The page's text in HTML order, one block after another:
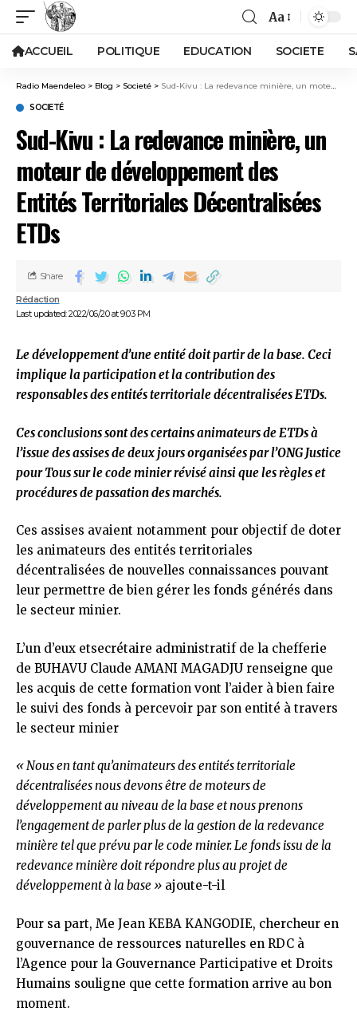
Aa
ACCUEIL POLITIQUE EDUCATION SOCIETE
Radio Maendeleo > Blog > Societé > Sud-Kivu : La redevance minière, un moteur de développement des Entités Territoriales Décentralisées ETDs
SOCIETÉ
Sud-Kivu : La redevance minière, un
moteur de développement des
Entités Territoriales Décentralisées
ETDs
Last updated: 2022/06/20 at 9:03 PM
Rédaction
Share
Le développement d’une entité doit partir de la base. Ceci
implique la participation et la contribution des
responsables des entités territoriale décentralisées ETDs.
Ces conclusions sont des certains animateurs de ETDs à
l’issue des assises de deux jours organisées par l’ONG Justice
pour Tous sur le code minier révisé ainsi que les règles et
procédures de passation des marchés.
Ces assises avaient notamment pour objectif de doter
les animateurs des entités territoriales
décentralisées de nouvelles connaissances pouvant
leur permettre de bien gérer les fonds générés dans
le secteur minier.
L’un d’eux etsecrétaire administratif de la chefferie
de BUHAVU Claude AMANI MAGADJU renseigne que
les acquis de cette formation vont l’aider à bien faire
le suivi des fonds à percevoir par son entité à travers
le secteur minier
« Nous en tant qu’animateurs des entités territoriale
décentralisées nous devons être de moteurs de
développement au niveau de la base et nous prenons
l’engagement de parler plus de la gestion de la redevance
minière tel que prévu par le code minier. Le fonds issu de la
redevance minière doit répondre plus au projet de
développement à la base » ajoute-t-il
Pour sa part, Me Jean KEBA KANGODIE, chercheur en
gouvernance de ressources naturelles en RDC à
l’Agence pour la Gouvernance Participative et Droits
Humains souligne que cette formation arrive au bon
moment.